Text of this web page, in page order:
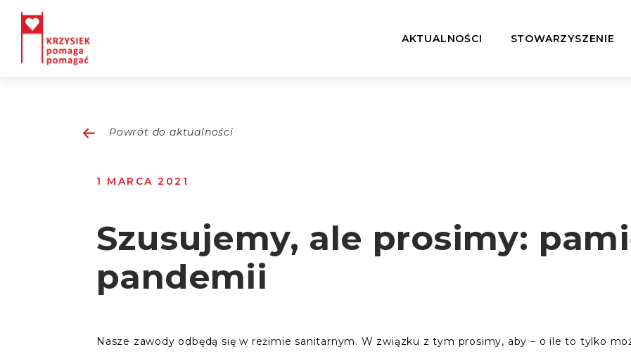
AKTUALNOŚCI STOWARZYSZENIE
Powrót do aktualności
1 MARCA 2021
Szusujemy, ale prosimy:
pandemii
Nasze zawody odbędą się w reżimie sanitarnym. W związku z tym prosimy, aby – o ile to tylko